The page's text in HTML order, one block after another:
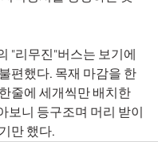
"리무진"버스는 보기에
편했다. 목재 마감을 한
줄에 세개씩만 배치한
보니 등구조며 머리 받이
만 했다.